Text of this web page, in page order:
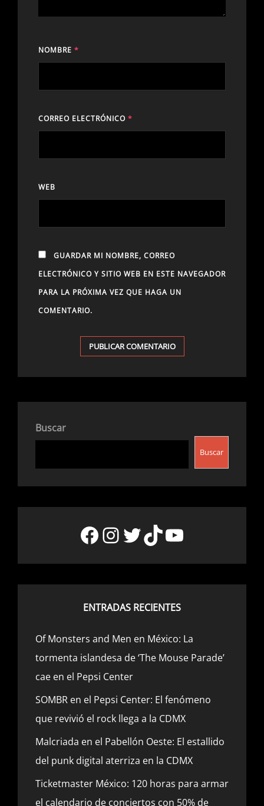
NOMBRE *
CORREO ELECTRÓNICO *
WEB
GUARDAR MI NOMBRE, CORREO
ELECTRÓNICO Y SITIO WEB EN ESTE NAVEGADOR
PARA LA PRÓXIMA VEZ QUE HAGA UN
COMENTARIO.
Buscar
Buscar
Facebook
Instagram
Twitter
TikTok
YouTube
ENTRADAS RECIENTES
Of Monsters and Men en México: La
tormenta islandesa de ‘The Mouse Parade’
cae en el Pepsi Center
SOMBR en el Pepsi Center: El fenómeno
que revivió el rock llega a la CDMX
Malcriada en el Pabellón Oeste: El estallido
del punk digital aterriza en la CDMX
Ticketmaster México: 120 horas para armar
el calendario de conciertos con 50% de